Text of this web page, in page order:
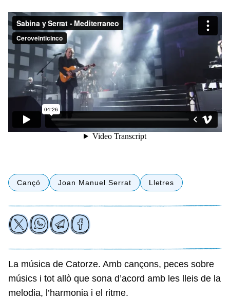
Cançó Joan Manuel Serrat Lletres
La música de Catorze. Amb cançons, peces sobre
músics i tot allò que sona d’acord amb les lleis de la
melodia, l’harmonia i el ritme.